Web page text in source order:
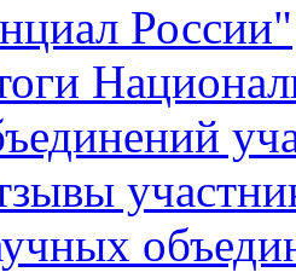
России"